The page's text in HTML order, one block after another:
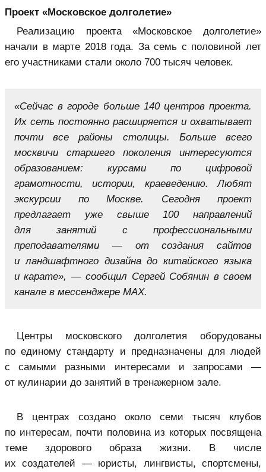
Проект «Московское долголетие»
Реализацию проекта «Московское долголетие»
начали в марте 2018 года. За семь с половиной лет
его участниками стали около 700 тысяч человек.
«Сейчас в городе больше 140 центров проекта.
Их сеть постоянно расширяется и охватывает
почти все районы столицы. Больше всего
москвичи старшего поколения интересуются
образованием: курсами по цифровой
грамотности, истории, краеведению. Любят
экскурсии по Москве. Сегодня проект
предлагает уже свыше 100 направлений
для занятий с профессиональными
преподавателями — от создания сайтов
и ландшафтного дизайна до китайского языка
и карате», — сообщил Сергей Собянин в своем
канале в мессенджере МАХ.
Центры московского долголетия оборудованы
по единому стандарту и предназначены для людей
с самыми разными интересами и запросами —
от кулинарии до занятий в тренажерном зале.
В центрах создано около семи тысяч клубов
по интересам, почти половина из которых посвящена
теме здорового образа жизни. В числе
их создателей — юристы, лингвисты, спортсмены,